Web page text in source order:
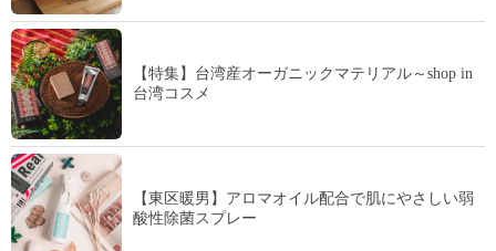
【特集】台湾産オーガニックマテリアル～shop in
台湾コスメ
【東区暖男】アロマオイル配合で肌にやさしい弱
酸性除菌スプレー